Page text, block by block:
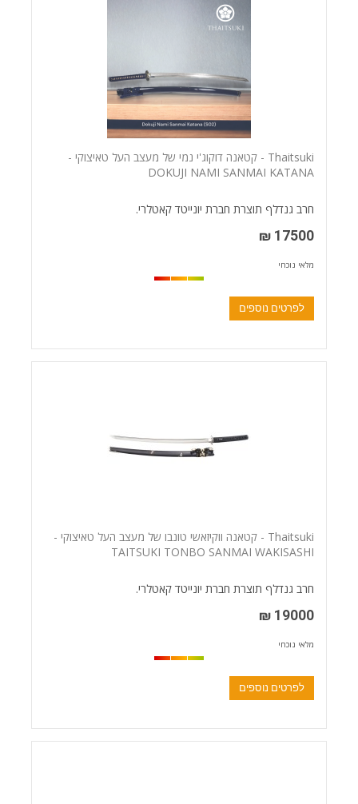
Thaitsuki - קטאנה דוקוג'י נמי של מעצב העל טאיצוקי -
DOKUJI NAMI SANMAI KATANA
חרב גנדלף תוצרת חברת יונייטד קאטלרי.
17500 ₪
מלאי נוכחי
לפרטים נוספים
Thaitsuki - קטאנה ווקיזאשי טונבו של מעצב העל טאיצוקי -
TAITSUKI TONBO SANMAI WAKISASHI
חרב גנדלף תוצרת חברת יונייטד קאטלרי.
19000 ₪
מלאי נוכחי
לפרטים נוספים